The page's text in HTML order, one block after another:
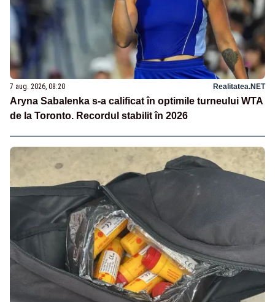
7 aug. 2026, 08:20 Realitatea.NET
Aryna Sabalenka s-a calificat în optimile turneului WTA
de la Toronto. Recordul stabilit în 2026